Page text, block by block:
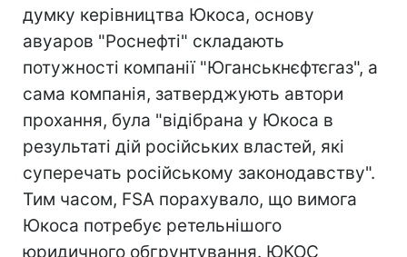
думку керівництва Юкоса, основу
авуаров "Роснефті" складають
потужності компанії "Юганськнєфтєгаз", а
сама компанія, затверджують автори
прохання, була "відібрана у Юкоса в
результаті дій російських властей, які
суперечать російському законодавству".
Тим часом, FSA порахувало, що вимога
Юкоса потребує ретельнішого
юридичного обгрунтування. ЮКОС